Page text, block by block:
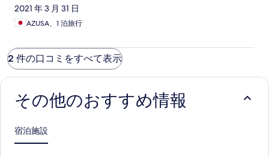
2021 年 3 月 31 日
AZUSA、1 泊旅行
2 件の口コミをすべて表示
その他のおすすめ情報
宿泊施設